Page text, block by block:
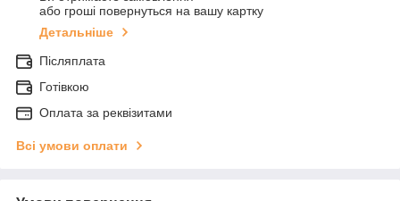
або гроші повернуться на вашу картку
Детальніше
Післяплата
Готівкою
Оплата за реквізитами
Всі умови оплати